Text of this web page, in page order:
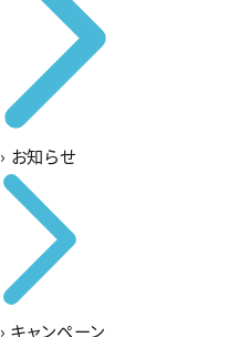
› お知らせ
› キャンペーン